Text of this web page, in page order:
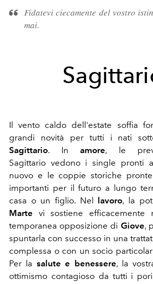
Fidatevi ciecamente del vostro
mai.
Il vento caldo dell'estate soffia
grandi novità per tutti i nati
Sagittario. In amore, le
Sagittario vedono i single pronti
nuovo e le coppie storiche
importanti per il futuro a lungo
casa o un figlio. Nel lavoro, la
Marte vi sostiene efficacemente
temporanea opposizione di Giove,
spuntarla con successo in una
complessa o con un socio
Per la salute e benessere, la
ottimismo contagioso da tutti i